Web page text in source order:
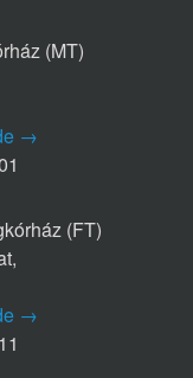
(MT)
→
(FT)
→